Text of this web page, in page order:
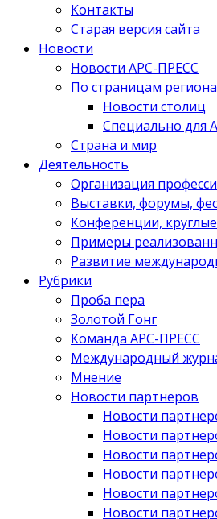
Контакты
Старая версия сайта
Новости
Новости АРС-ПРЕСС
По страницам
Новости столиц
Специально для
Страна и мир
Деятельность
Организация
Выставки, форумы,
Конференции,
Примеры
Развитие
Рубрики
Проба пера
Золотой Гонг
Команда АРС-ПРЕСС
Международный
Мнение
Новости партнеров
Новости
Новости
Новости
Новости
Новости
Новости